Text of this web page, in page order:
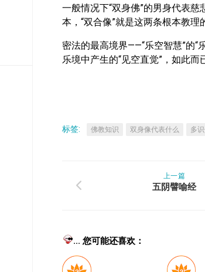
一般情况下“双身佛”的男身代表
本，“双合像”就是这两条根本教理
密法的最高境界——“乐空智慧”的“
乐境中产生的“见空直觉”，如此而
标签: 佛教知识 双身像代表什么 多
上一篇
五阴譬喻经
... 您可能还喜欢：